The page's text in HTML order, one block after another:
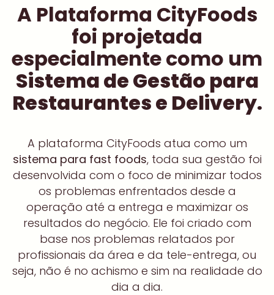
A Plataforma CityFoods
foi projetada
especialmente como um
Sistema de Gestão para
Restaurantes e Delivery.
A plataforma CityFoods atua como um
sistema para fast foods, toda sua gestão foi
desenvolvida com o foco de minimizar todos
os problemas enfrentados desde a
operação até a entrega e maximizar os
resultados do negócio. Ele foi criado com
base nos problemas relatados por
profissionais da área e da tele-entrega, ou
seja, não é no achismo e sim na realidade do
dia a dia.